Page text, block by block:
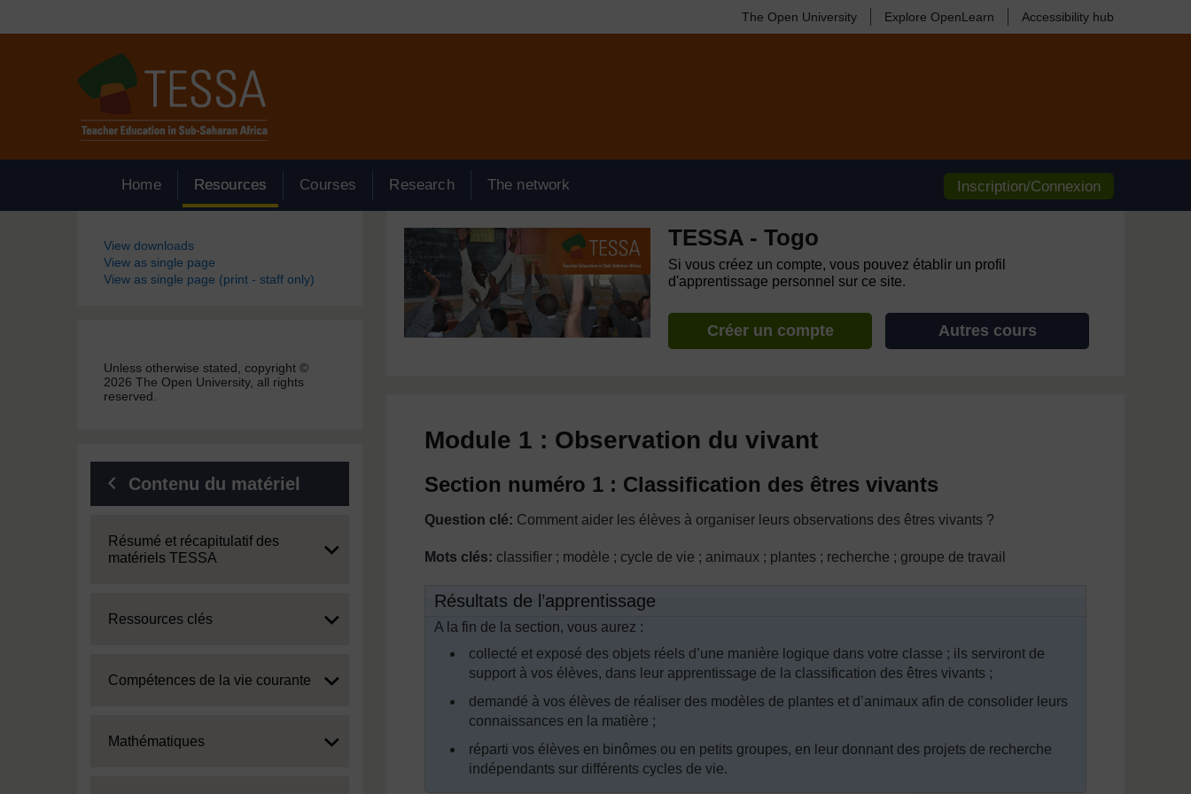
The Open University Explore OpenLearn Accessibility hub
Home Resources Courses Research The network Inscription/Connexion
Blocs
View downloads
View as single page
View as single page (print - staff only)
Unless otherwise stated, copyright ©
2026 The Open University, all rights
reserved.
Contenu du matériel
Expand
Résumé et récapitulatif des
matériels TESSA
Expand
Ressources clés
Expand
Compétences de la vie courante
Expand
Mathématiques
TESSA - Togo
Si vous créez un compte, vous pouvez établir un profil
d'apprentissage personnel sur ce site.
Créer un compte Autres cours
Module 1 : Observation du vivant
Section numéro 1 : Classification des êtres vivants
Question clé: Comment aider les élèves à organiser leurs observations des êtres vivants ?
Mots clés: classifier ; modèle ; cycle de vie ; animaux ; plantes ; recherche ; groupe de travail
Résultats de l’apprentissage
A la fin de la section, vous aurez :
collecté et exposé des objets réels d’une manière logique dans votre classe ; ils serviront de
support à vos élèves, dans leur apprentissage de la classification des êtres vivants ;
demandé à vos élèves de réaliser des modèles de plantes et d’animaux afin de consolider leurs
connaissances en la matière ;
réparti vos élèves en binômes ou en petits groupes, en leur donnant des projets de recherche
indépendants sur différents cycles de vie.